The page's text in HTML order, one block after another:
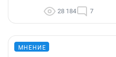
28 184 7
МНЕНИЕ